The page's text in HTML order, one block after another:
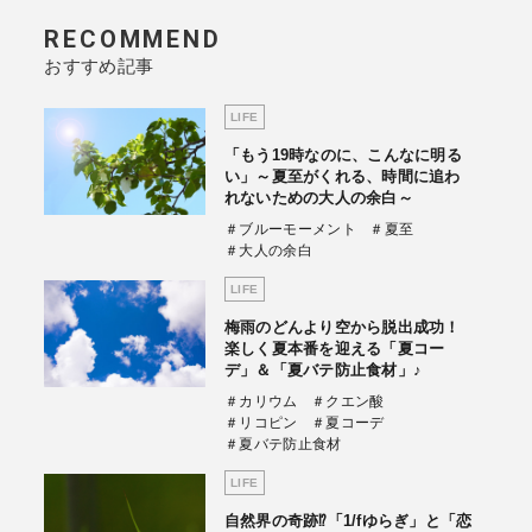
RECOMMEND
おすすめ記事
LIFE
「もう19時なのに、こんなに明る
い」～夏至がくれる、時間に追わ
れないための大人の余白～
＃ブルーモーメント
＃夏至
＃大人の余白
LIFE
梅雨のどんより空から脱出成功！
楽しく夏本番を迎える「夏コー
デ」＆「夏バテ防止食材」♪
＃カリウム
＃クエン酸
＃リコピン
＃夏コーデ
＃夏バテ防止食材
LIFE
自然界の奇跡⁉「1/fゆらぎ」と「恋